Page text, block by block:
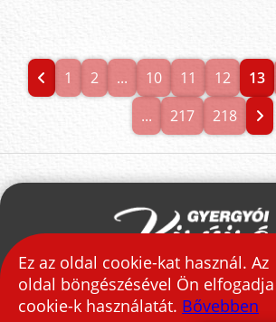
1 2 ... 10 11 12 13
...
217 218
2026 © Gyergyói Kisújság -
Ez az oldal cookie-kat használ. Az
oldal böngészésével Ön
cookie-k használatát. Bővebben